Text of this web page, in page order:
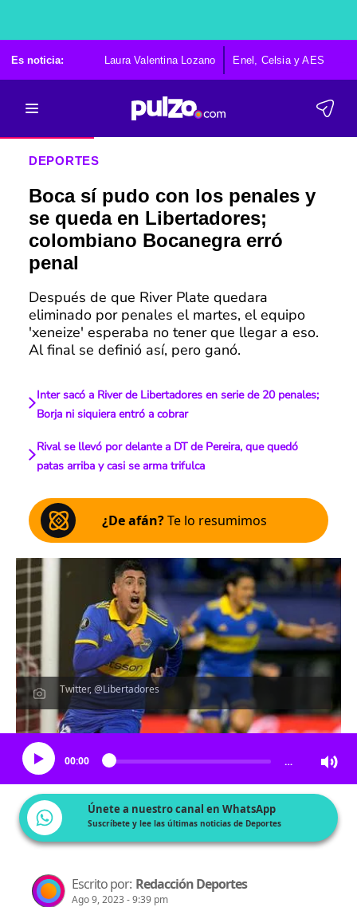
Es noticia: Laura Valentina Lozano Enel, Celsia y AES
DEPORTES
Boca sí pudo con los penales y
se queda en Libertadores;
colombiano Bocanegra erró
penal
Después de que River Plate quedara
eliminado por penales el martes, el equipo
'xeneize' esperaba no tener que llegar a eso.
Al final se definió así, pero ganó.
Inter sacó a River de Libertadores en serie de 20 penales;
Borja ni siquiera entró a cobrar
Rival se llevó por delante a DT de Pereira, que quedó
patas arriba y casi se arma trifulca
¿De afán?Te lo resumimos
Twitter, @Libertadores
Escucha el artículo
00:00 …
Únete a nuestro canal en WhatsApp
Suscríbete y lee las últimas noticias de Deportes
Escrito por: Redacción Deportes
Ago 9, 2023 - 9:39 pm